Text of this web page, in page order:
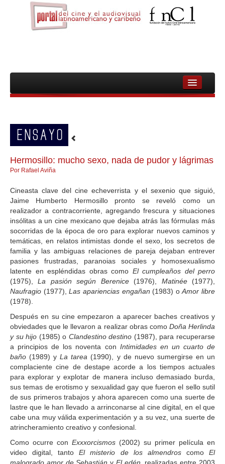
INICIO
PELICULAS
CINEASTAS
MUJERES
AUDIOVISUAL INDIGENA Y COMUNITARIO
GALERIA
ENSAYO
Hermosillo: mucho sexo, nada de pudor y lágrimas
Por Rafael Aviña
Cineasta clave del cine echeverrista y el sexenio que siguió,
Jaime Humberto Hermosillo pronto se reveló como un
realizador a contracorriente, agregando frescura y situaciones
insólitas a un cine mexicano que dejaba atrás las fórmulas más
socorridas de la época de oro para explorar nuevos caminos y
temáticas, en relatos intimistas donde el sexo, los secretos de
familia y las ambiguas relaciones de pareja dejaban entrever
pasiones frustradas, paranoias sociales y homosexualismo
latente en espléndidas obras como El cumpleaños del perro
(1975),La pasión según Berenice(1976), Matinée(1977),
Naufragio (1977),Las apariencias engañan (1983) oAmor libre
(1978).
Después en su cine empezaron a aparecer baches creativos y
obviedades que le llevaron a realizar obras como Doña Herlinda
y su hijo (1985) o Clandestino destino (1987), para recuperarse
a principios de los noventa con Intimidades en un cuarto de
baño (1989) yLa tarea (1990), y de nuevo sumergirse en un
complaciente cine de destape acorde a los tiempos actuales
para explorar y explotar de manera incluso demasiado burda,
sus temas de erotismo y sexualidad gay que fueron el sello sutil
de sus primeros trabajos y ahora aparecen como una suerte de
lastre que le han llevado a arrinconarse al cine digital, en el que
cabe una muy válida experimentación y a su vez, una suerte de
atrincheramiento creativo y confesional.
Como ocurre con Exxxorcismos (2002) su primer película en
video digital, tantoEl misterio de los almendroscomoEl